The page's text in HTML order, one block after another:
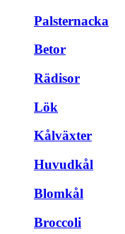
Palsternacka
Betor
Rädisor
Lök
Kålväxter
Huvudkål
Blomkål
Broccoli